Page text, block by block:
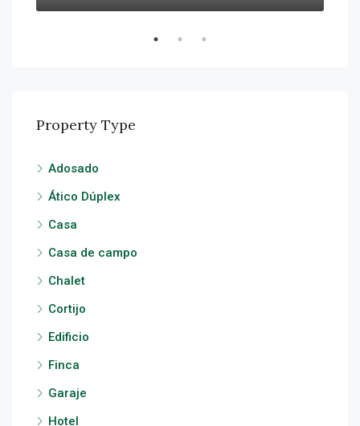
Property Type
Adosado
Ático Dúplex
Casa
Casa de campo
Chalet
Cortijo
Edificio
Finca
Garaje
Hotel